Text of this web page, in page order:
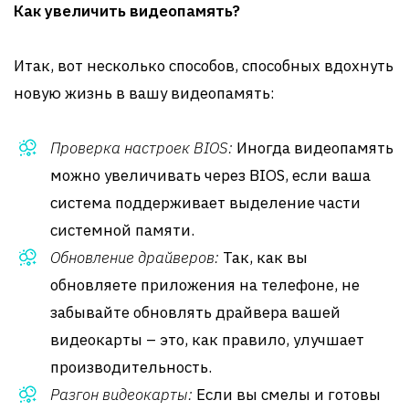
Как увеличить видеопамять?
Итак, вот несколько способов, способных вдохнуть
новую жизнь в вашу видеопамять:
Проверка настроек BIOS: Иногда видеопамять
можно увеличивать через BIOS, если ваша
система поддерживает выделение части
системной памяти.
Обновление драйверов: Так, как вы
обновляете приложения на телефоне, не
забывайте обновлять драйвера вашей
видеокарты – это, как правило, улучшает
производительность.
Разгон видеокарты: Если вы смелы и готовы